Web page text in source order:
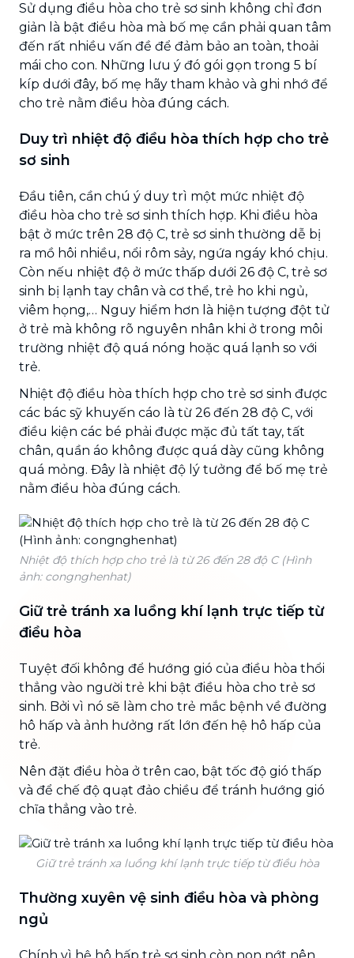
Sử dụng điều hòa cho trẻ sơ sinh không chỉ đơn
giản là bật điều hòa mà bố mẹ cần phải quan tâm
đến rất nhiều vấn đề để đảm bảo an toàn, thoải
mái cho con. Những lưu ý đó gói gọn trong 5 bí
kíp dưới đây, bố mẹ hãy tham khảo và ghi nhớ để
cho trẻ nằm điều hòa đúng cách.
Duy trì nhiệt độ điều hòa thích hợp cho trẻ
sơ sinh
Đầu tiên, cần chú ý duy trì một mức nhiệt độ
điều hòa cho trẻ sơ sinh thích hợp. Khi điều hòa
bật ở mức trên 28 độ C, trẻ sơ sinh thường dễ bị
ra mồ hôi nhiều, nổi rôm sảy, ngứa ngáy khó chịu.
Còn nếu nhiệt độ ở mức thấp dưới 26 độ C, trẻ sơ
sinh bị lạnh tay chân và cơ thể, trẻ ho khi ngủ,
viêm họng,… Nguy hiểm hơn là hiện tượng đột tử
ở trẻ mà không rõ nguyên nhân khi ở trong môi
trường nhiệt độ quá nóng hoặc quá lạnh so với
trẻ.
Nhiệt độ điều hòa thích hợp cho trẻ sơ sinh được
các bác sỹ khuyến cáo là từ 26 đến 28 độ C, với
điều kiện các bé phải được mặc đủ tất tay, tất
chân, quần áo không được quá dày cũng không
quá mỏng. Đây là nhiệt độ lý tưởng để bố mẹ trẻ
nằm điều hòa đúng cách.
Nhiệt độ thích hợp cho trẻ là từ 26 đến 28 độ C (Hình
ảnh: congnghenhat)
Giữ trẻ tránh xa luồng khí lạnh trực tiếp từ
điều hòa
Tuyệt đối không để hướng gió của điều hòa thổi
thẳng vào người trẻ khi bật điều hòa cho trẻ sơ
sinh. Bởi vì nó sẽ làm cho trẻ mắc bệnh về đường
hô hấp và ảnh hưởng rất lớn đến hệ hô hấp của
trẻ.
Nên đặt điều hòa ở trên cao, bật tốc độ gió thấp
và để chế độ quạt đảo chiều để tránh hướng gió
chĩa thẳng vào trẻ.
Giữ trẻ tránh xa luồng khí lạnh trực tiếp từ điều hòa
Thường xuyên vệ sinh điều hòa và phòng
ngủ